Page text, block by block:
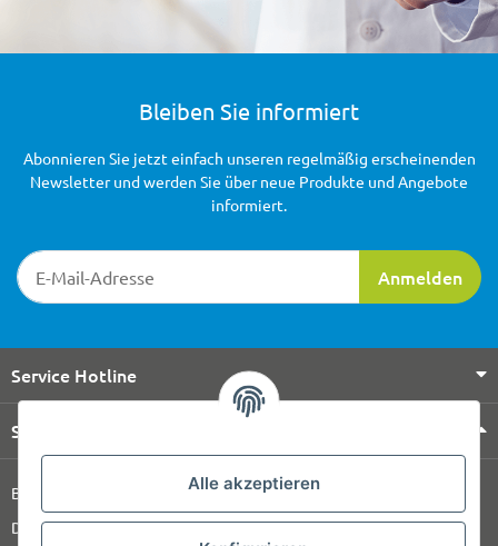
Alle akzeptieren
Bleiben Sie informiert
Newsletter-Registrierung
Anmelden
Abonnieren Sie jetzt einfach unseren regelmäßig erscheinenden
Newsletter und werden Sie über neue Produkte und Angebote
informiert.
Service Hotline
Shop Service
Barrierefreiheitserklärung
Datenschutz